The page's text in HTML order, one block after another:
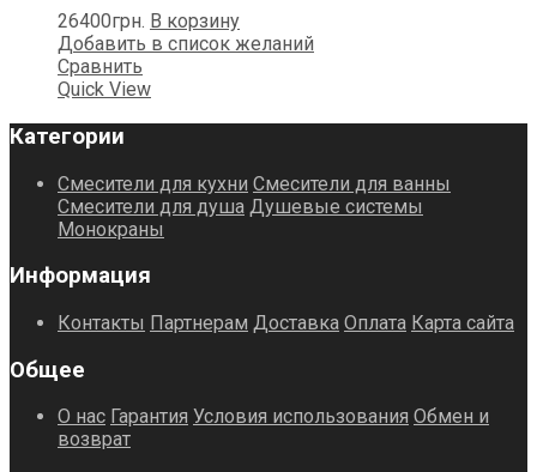
26400грн. В корзину
Добавить в список желаний
Сравнить
Quick View
Категории
Смесители для кухни Смесители для ванны
Смесители для душа Душевые системы
Монокраны
Информация
Контакты Партнерам Доставка Оплата Карта сайта
Общее
О нас Гарантия Условия использования Обмен и
возврат